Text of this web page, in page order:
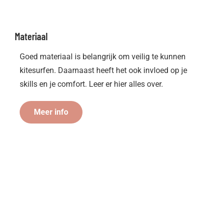
Materiaal
Goed materiaal is belangrijk om veilig te kunnen
kitesurfen. Daarnaast heeft het ook invloed op je
skills en je comfort. Leer er hier alles over.
Meer info